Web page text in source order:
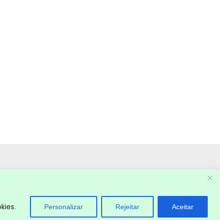
Personalizar Rejeitar Aceitar